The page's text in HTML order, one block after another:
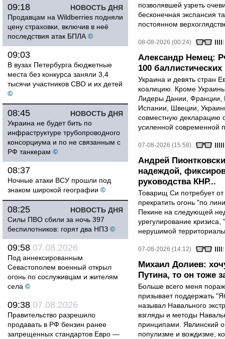
НОВОСТЬ ДНЯ
09:18
Продавцам на Wildberries подняли
цену страховки, включив в неё
последствия атак БПЛА ©
09:03
В вузах Петербурга бюджетные
места без конкурса заняли 3,4
тысячи участников СВО и их детей
©
НОВОСТЬ ДНЯ
08:45
Украина не будет бить по
инфраструктуре трубопроводного
консорциума и по не связанным с
РФ танкерам ©
08:37
Ночные атаки ВСУ прошли под
знаком широкой географии ©
НОВОСТЬ ДНЯ
08:25
Силы ПВО сбили за ночь 397
беспилотников: горят два НПЗ ©
09:58 07.08.2026
Под аннексированным
Севастополем военный открыл
огонь по сослуживцам и жителям
села ©
09:38 07.08.2026
Правительство разрешило
продавать в РФ бензин ранее
запрещенных стандартов Евро —
позволявшей узреть
бесконечная экспансия
постоянном
08-08-2026 (00:24)
Александр Немец:
100 баллистических
Украина и девять стран
коалицию. Кроме
Лидеры Дании, Франции,
Испании, Швеции,
совместную декларацию
усиленной современной
07-08-2026 (15:58)
Андрей
надеждой,
руководства КНР...
Товарищ Си потребует
прекратить огонь "по
Пекине на следующей
урегулирование
нерушимой
07-08-2026 (14:12)
Михаил Долиев:
Путина, то он тоже
Больше всего меня
призывает поддержать
называл Навального
взгляды и методы
принципами. Явлинский
популизме и вождизме,